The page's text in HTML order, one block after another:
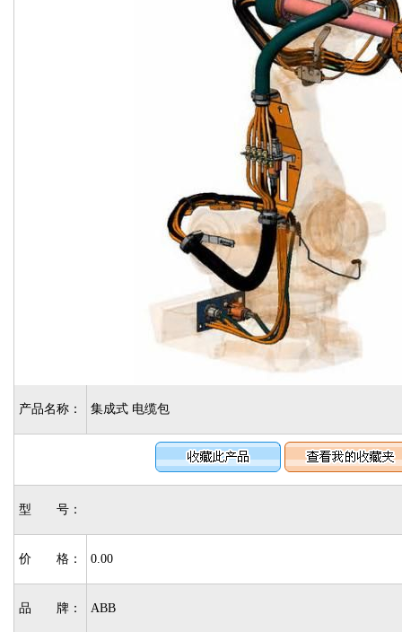
产品名称： 集成式 电缆包
型 号：
价 格： 0.00
品 牌： ABB